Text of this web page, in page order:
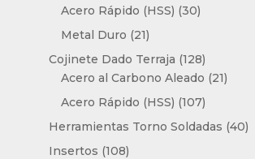
Acero Rápido (HSS) 3030
Metal Duro 2121
productos
Cojinete Dado Terraja 128128
productos
Acero al Carbono Aleado 2121
Acero Rápido (HSS) 107107
productos
Herramientas Torno Soldadas 4040
Insertos 108108